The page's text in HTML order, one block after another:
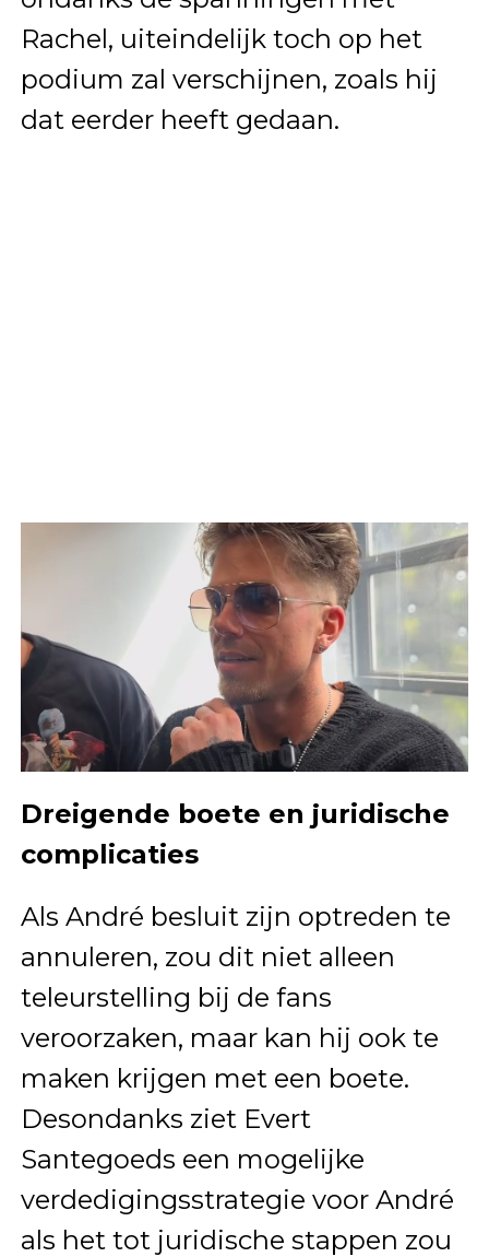
Rachel, uiteindelijk toch op het
podium zal verschijnen, zoals hij
dat eerder heeft gedaan.
Dreigende boete en juridische
complicaties
Als André besluit zijn optreden te
annuleren, zou dit niet alleen
teleurstelling bij de fans
veroorzaken, maar kan hij ook te
maken krijgen met een boete.
Desondanks ziet Evert
Santegoeds een mogelijke
verdedigingsstrategie voor André
als het tot juridische stappen zou